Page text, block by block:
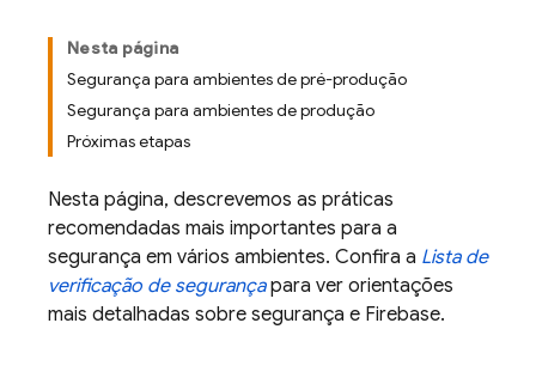
Nesta página
Segurança para ambientes de pré-produção
Segurança para ambientes de produção
Próximas etapas
Nesta página, descrevemos as práticas
recomendadas mais importantes para a
segurança em vários ambientes. Confira a Lista de
verificação de segurançapara ver orientações
mais detalhadas sobre segurança e Firebase.